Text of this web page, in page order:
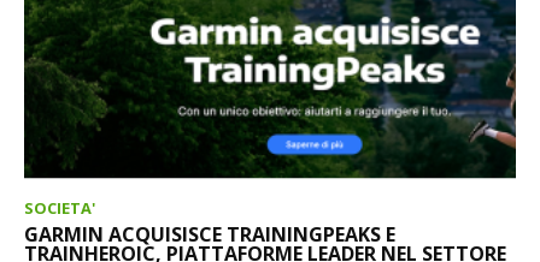
SOCIETA'
GARMIN ACQUISISCE TRAININGPEAKS E
TRAINHEROIC, PIATTAFORME LEADER NEL SETTORE